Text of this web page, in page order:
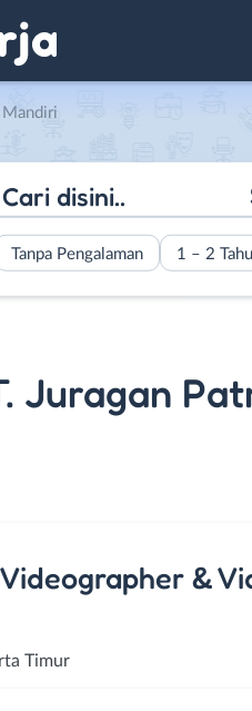
Mandiri
Tanpa Pengalaman 1 – 2
Juragan
&
Timur